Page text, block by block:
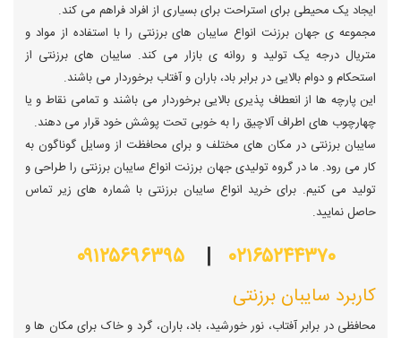
ایجاد یک محیطی برای استراحت برای بسیاری از افراد فراهم می کند.
مجموعه ی جهان برزنت انواع سایبان های برزنتی را با استفاده از مواد و
متریال درجه یک تولید و روانه ی بازار می کند. سایبان های برزنتی از
استحکام و دوام بالایی در برابر باد، باران و آفتاب برخوردار می باشند.
این پارچه ها از انعطاف پذیری بالایی برخوردار می باشند و تمامی نقاط و یا
چهارچوب های اطراف آلاچیق را به خوبی تحت پوشش خود قرار می دهند.
سایبان برزنتی در مکان های مختلف و برای محافظت از وسایل گوناگون به
کار می رود. ما در گروه تولیدی جهان برزنت انواع سایبان برزنتی را طراحی و
تولید می کنیم. برای خرید انواع سایبان برزنتی با شماره های زیر تماس
حاصل نمایید.
۰۲۱۶۵۲۴۴۳۷۰ | ۰۹۱۲۵۶۹۶۳۹۵
کاربرد سایبان برزنتی
محافظی در برابر آفتاب، نور خورشید، باد، باران، گرد و خاک برای مکان ها و